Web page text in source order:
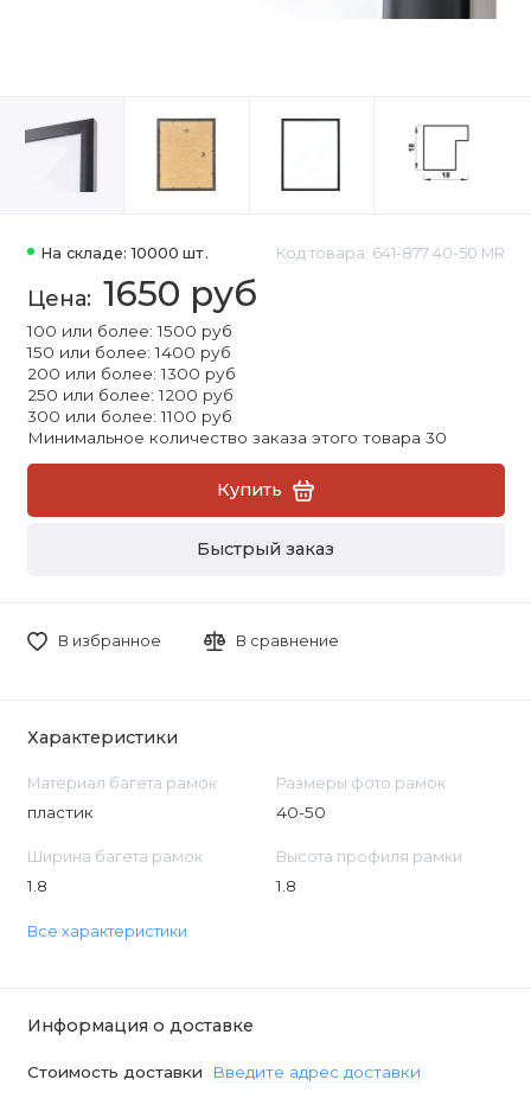
На складе: 10000 шт. Код товара: 641-877 40-50 MR
1650 руб
100 или более: 1500 руб
150 или более: 1400 руб
200 или более: 1300 руб
250 или более: 1200 руб
300 или более: 1100 руб
Минимальное количество заказа этого товара 30
Купить
Быстрый заказ
В избранное В сравнение
Характеристики
Материал багета рамок
пластик
Размеры фото рамок
40-50
Ширина багета рамок
1.8
Высота профиля рамки
1.8
Все характеристики
Информация о доставке
Стоимость доставки Введите адрес доставки